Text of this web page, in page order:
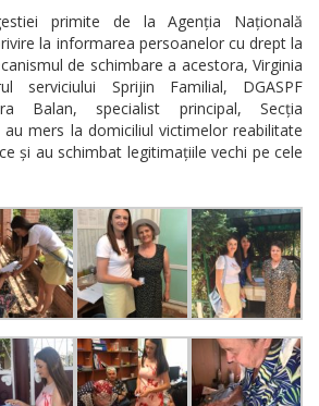
primite de la Agenția Națională
la informarea persoanelor cu drept la
de schimbare a acestora, Virginia
serviciului Sprijin Familial, DGASPF
Balan, specialist principal, Secția
au mers la domiciliul victimelor reabilitate
și au schimbat legitimațiile vechi pe cele